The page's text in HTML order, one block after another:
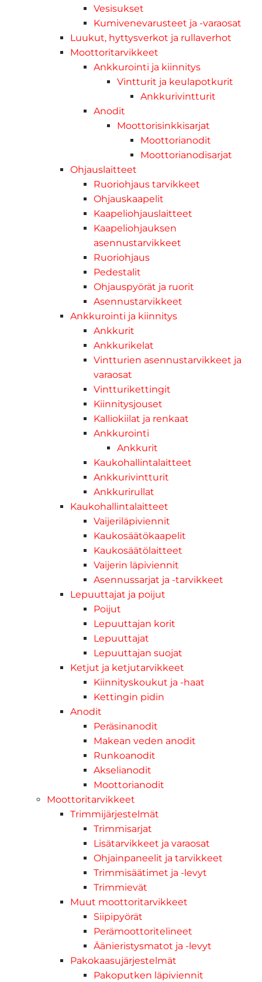
Vesisukset
Kumivenevarusteet ja -varaosat
Luukut, hyttysverkot ja rullaverhot
Moottoritarvikkeet
Ankkurointi ja kiinnitys
Vintturit ja keulapotkurit
Ankkurivintturit
Anodit
Moottorisinkkisarjat
Moottorianodit
Moottorianodisarjat
Ohjauslaitteet
Ruoriohjaus tarvikkeet
Ohjauskaapelit
Kaapeliohjauslaitteet
Kaapeliohjauksen
asennustarvikkeet
Ruoriohjaus
Pedestalit
Ohjauspyörät ja ruorit
Asennustarvikkeet
Ankkurointi ja kiinnitys
Ankkurit
Ankkurikelat
Vintturien asennustarvikkeet ja
varaosat
Vintturikettingit
Kiinnitysjouset
Kalliokiilat ja renkaat
Ankkurointi
Ankkurit
Kaukohallintalaitteet
Ankkurivintturit
Ankkurirullat
Kaukohallintalaitteet
Vaijeriläpiviennit
Kaukosäätökaapelit
Kaukosäätölaitteet
Vaijerin läpiviennit
Asennussarjat ja -tarvikkeet
Lepuuttajat ja poijut
Poijut
Lepuuttajan korit
Lepuuttajat
Lepuuttajan suojat
Ketjut ja ketjutarvikkeet
Kiinnityskoukut ja -haat
Kettingin pidin
Anodit
Peräsinanodit
Makean veden anodit
Runkoanodit
Akselianodit
Moottorianodit
Moottoritarvikkeet
Trimmijärjestelmät
Trimmisarjat
Lisätarvikkeet ja varaosat
Ohjainpaneelit ja tarvikkeet
Trimmisäätimet ja -levyt
Trimmievät
Muut moottoritarvikkeet
Siipipyörät
Perämoottoritelineet
Äänieristysmatot ja -levyt
Pakokaasujärjestelmät
Pakoputken läpiviennit